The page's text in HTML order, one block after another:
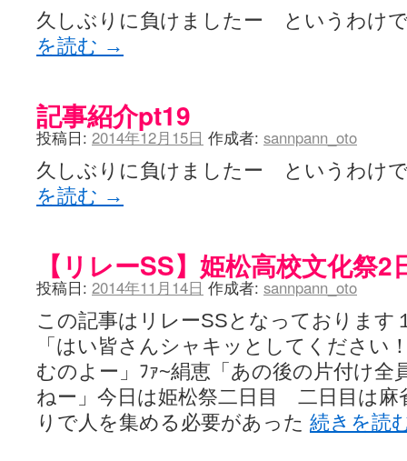
Powered by livedoor 相互RSS
久しぶりに負けましたー というわけ
を読む →
記事紹介pt19
投稿日: 2014年12月15日 作成者: sannpann_oto
久しぶりに負けましたー というわけ
を読む →
【リレーSS】姫松高校文化祭2
投稿日: 2014年11月14日 作成者: sannpann_oto
この記事はリレーSSとなっております
「はい皆さんシャキッとしてください
むのよー」ﾌｧ~絹恵「あの後の片付け全
ねー」今日は姫松祭二日目 二日目は麻
りで人を集める必要があった 続きを読